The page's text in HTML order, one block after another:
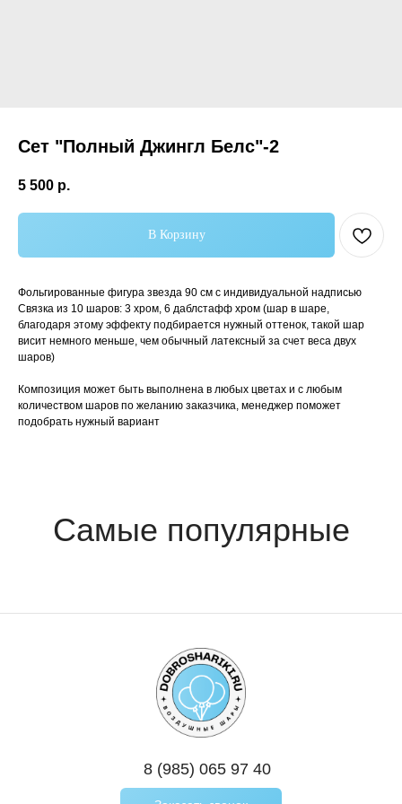
Сет "Полный Джингл Белс"-2
5 500 р.
В Корзину
Фольгированные фигура звезда 90 см с индивидуальной надписью
Связка из 10 шаров: 3 хром, 6 даблстафф хром (шар в шаре,
благодаря этому эффекту подбирается нужный оттенок, такой шар
висит немного меньше, чем обычный латексный за счет веса двух
шаров)
Композиция может быть выполнена в любых цветах и с любым
количеством шаров по желанию заказчика, менеджер поможет
подобрать нужный вариант
Самые популярные
8 (985) 065 97 40